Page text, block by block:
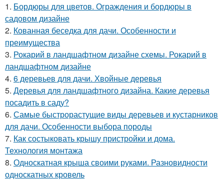
1. Бордюры для цветов. Ограждения и бордюры в
садовом дизайне
2. Кованная беседка для дачи. Особенности и
преимущества
3. Рокарий в ландшафтном дизайне схемы. Рокарий в
ландшафтном дизайне
4. 6 деревьев для дачи. Хвойные деревья
5. Деревья для ландшафтного дизайна. Какие деревья
посадить в саду?
6. Самые быстрорастущие виды деревьев и кустарников
для дачи. Особенности выбора породы
7. Как состыковать крышу пристройки и дома.
Технология монтажа
8. Односкатная крыша своими руками. Разновидности
односкатных кровель